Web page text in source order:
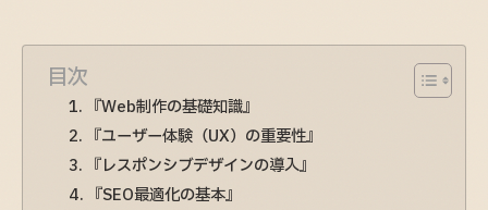
目次
『Web制作の基礎知識』
『ユーザー体験（UX）の重要性』
『レスポンシブデザインの導入』
『SEO最適化の基本』